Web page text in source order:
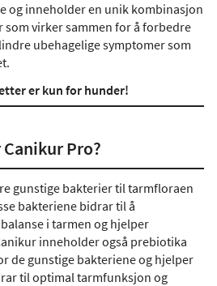
og inneholder en unik kombinasjon
virker sammen for å forbedre
ubehagelige symptomer som
er kun for hunder!
Pro?
gunstige bakterier til tarmfloraen
bakteriene bidrar til å
i tarmen og hjelper
inneholder også prebiotika
de gunstige bakteriene og hjelper
til optimal tarmfunksjon og